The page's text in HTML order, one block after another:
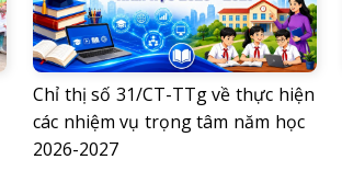
Chỉ thị số 31/CT-TTg về thực hiện
các nhiệm vụ trọng tâm năm học
2026-2027